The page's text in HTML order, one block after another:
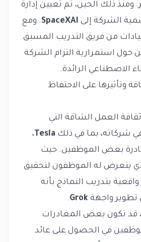
ومنذ ذلك الحين، تم تعيين إدارة
الشركة إلى SpaceXAI. ومع
من فريق التدريب المسبق
حول استمرارية التزام الشركة
الاصطناعي الرائدة.
وتأثيرها على الاحتفاظ
ثقافة العمل الشاقة التي
شركاته، بما في ذلك Tesla ،
بعض الموظفين. حيث
يتعرض له الموظفون لتحقيق
بتدريب النماذج بأنه
تطوير واجهة Grok
.
قد تكون بعض المغادرات
في الحصول على عائد